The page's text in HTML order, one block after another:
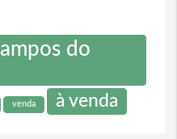
do
venda à venda